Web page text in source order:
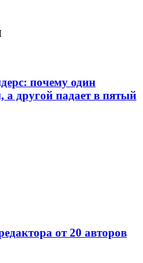
почему один
а другой падает в пятый
от 20 авторов